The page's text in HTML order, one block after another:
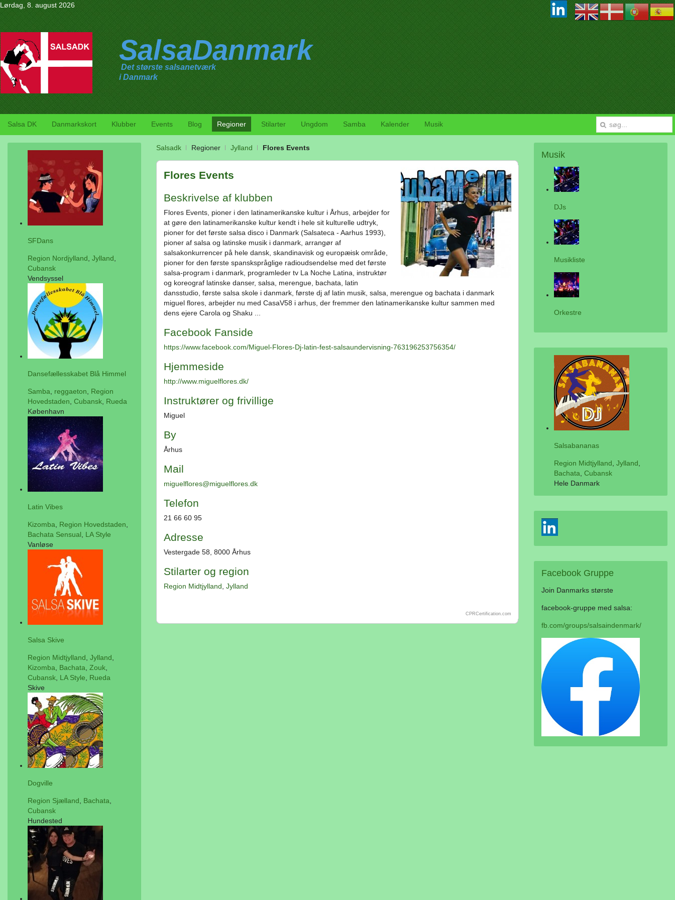
Lørdag, 8. august 2026
SalsaDanmark
Det største salsanetværk
i Danmark
Salsa DK Danmarkskort Klubber Events Blog Regioner Stilarter Ungdom Samba Kalender Musik
Salsadk Regioner Jylland Flores Events
Flores Events
Beskrivelse af klubben
Flores Events, pioner i den latinamerikanske kultur i Århus, arbejder for
at gøre den latinamerikanske kultur kendt i hele sit kulturelle udtryk,
pioner for det første salsa disco i Danmark (Salsateca - Aarhus 1993),
pioner af salsa og latinske musik i danmark, arrangør af
salsakonkurrencer på hele dansk, skandinavisk og europæisk område,
pioner for den første spanskspråglige radioudsendelse med det første
salsa-program i danmark, programleder tv La Noche Latina, instruktør
og koreograf latinske danser, salsa, merengue, bachata, latin
dansstudio, første salsa skole i danmark, første dj af latin musik, salsa, merengue og bachata i danmark
miguel flores, arbejder nu med CasaV58 i arhus, der fremmer den latinamerikanske kultur sammen med
dens ejere Carola og Shaku ...
Facebook Fanside
https://www.facebook.com/Miguel-Flores-Dj-latin-fest-salsaundervisning-763196253756354/
Hjemmeside
http://www.miguelflores.dk/
Instruktører og frivillige
Miguel
By
Århus
Mail
miguelflores@miguelflores.dk
Telefon
21 66 60 95
Adresse
Vestergade 58, 8000 Århus
Stilarter og region
Region Midtjylland Jylland
CPRCertification.com
SFDans
Region Nordjylland Jylland
Cubansk
Vendsyssel
Dansefællesskabet Blå Himmel
Samba reggaeton
Region
Hovedstaden Cubansk Rueda
København
Latin Vibes
Kizomba Region Hovedstaden
Bachata Sensual
LA Style
Vanløse
Salsa Skive
Region Midtjylland Jylland
Kizomba
Bachata Zouk
Cubansk LA Style
Rueda
Skive
Dogville
Region Sjælland Bachata
Cubansk
Hundested
Musik
DJs
Musikliste
Orkestre
Salsabananas
Region Midtjylland ,Jylland
Bachata ,Cubansk
Hele Danmark
Facebook Gruppe
Join Danmarks største
facebook-gruppe med salsa:
fb.com/groups/salsaindenmark/